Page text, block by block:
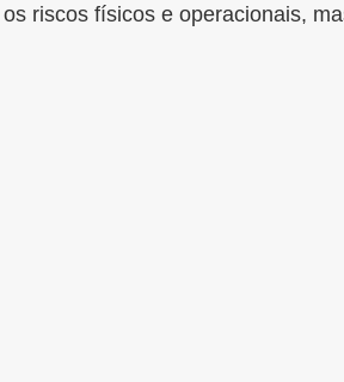
riscos físicos e operacionais,